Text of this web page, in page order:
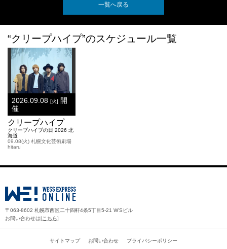
一覧へ戻る
“クリープハイプ”のスケジュール一覧
2026.09.08 [火] 開
催
クリープハイプ
クリープハイプの日 2026 北
海道
09.08(火) 札幌文化芸術劇場
hitaru
〒063-8602 札幌市西区二十四軒4条5丁目5-21 W'Sビル
お問い合わせは[こちら]
サイトマップ お問い合わせ プライバシーポリシー